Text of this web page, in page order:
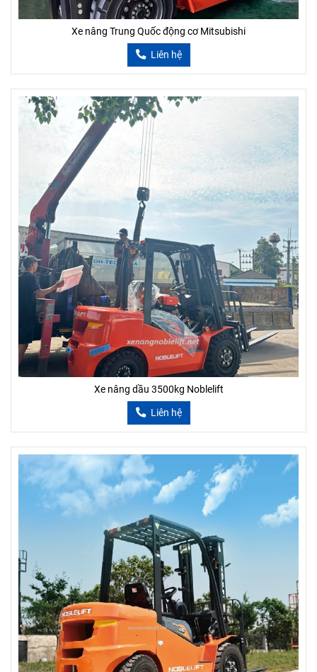
Xe nâng Trung Quốc động cơ Mitsubishi
Liên hệ
Xe nâng dầu 3500kg Noblelift
Liên hệ